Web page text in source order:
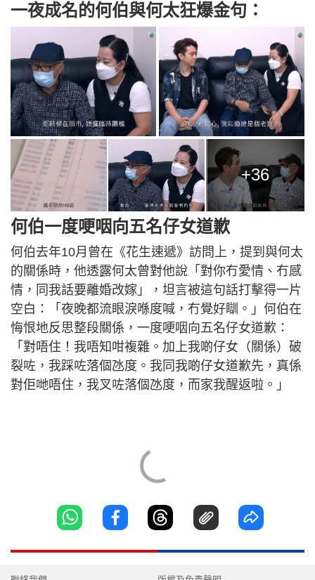
一夜成名的何伯與何太狂爆金句：
+36
何伯一度哽咽向五名仔女道歉
何伯去年10月曾在《花生速遞》訪問上，提到與何太
的關係時，他透露何太曾對他說「對你冇愛情、冇感
情，同我話要離婚改嫁」，坦言被這句話打擊得一片
空白：「夜晚都流眼淚喺度喊，冇覺好瞓。」何伯在
悔恨地反思整段關係，一度哽咽向五名仔女道歉：
「對唔住！我唔知咁複雜。加上我啲仔女（關係）破
裂咗，我踩咗落個氹度。我同我啲仔女道歉先，真係
對佢哋唔住，我叉咗落個氹度，而家我醒返啦。」